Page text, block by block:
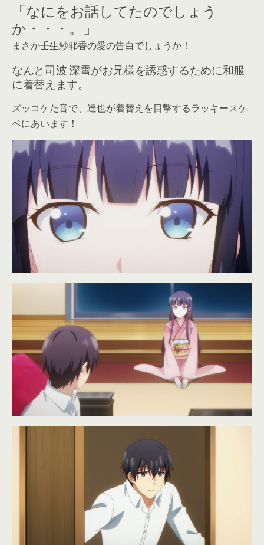
「なにをお話してたのでしょう
か・・・。」
まさか壬生紗耶香の愛の告白でしょうか！
なんと司波 深雪がお兄様を誘惑するために和服
に着替えます。
ズッコケた音で、達也が着替えを目撃するラッキースケ
ベにあいます！